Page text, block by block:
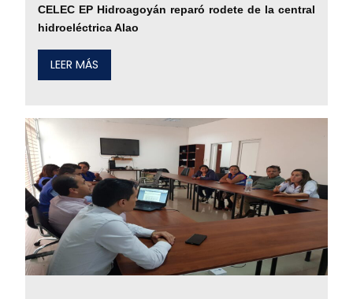
CELEC EP Hidroagoyán reparó rodete de la central
hidroeléctrica Alao
LEER MÁS